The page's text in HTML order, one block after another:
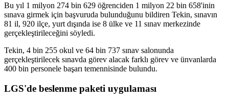
Bu yıl 1 milyon 274 bin 629 öğrenciden 1 milyon 22 bin 658'inin
sınava girmek için başvuruda bulunduğunu bildiren Tekin, sınavın
81 il, 920 ilçe, yurt dışında ise 8 ülke ve 11 sınav merkezinde
gerçekleştirileceğini söyledi.
Tekin, 4 bin 255 okul ve 64 bin 737 sınav salonunda
gerçekleştirilecek sınavda görev alacak farklı görev ve ünvanlarda
400 bin personele başarı temennisinde bulundu.
LGS'de beslenme paketi uygulaması